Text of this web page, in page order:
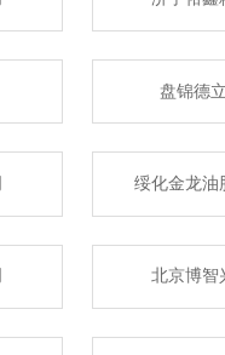
盘锦德
绥化金龙油
北京博智